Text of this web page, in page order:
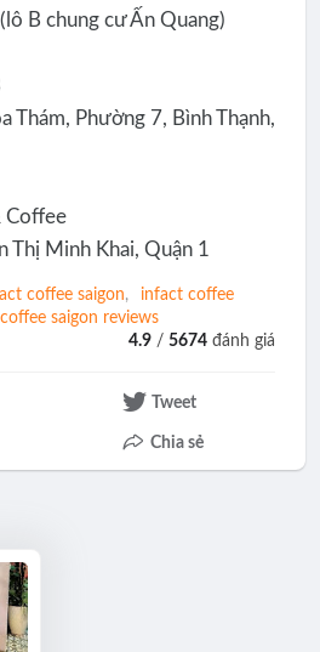
B chung cư Ấn Quang)
Thám, Phường 7, Bình Thạnh,
Coffee
Thị Minh Khai, Quận 1
coffee saigon
infact coffee
saigon reviews
4.9 /5674 đánh giá
Tweet
Chia sẻ